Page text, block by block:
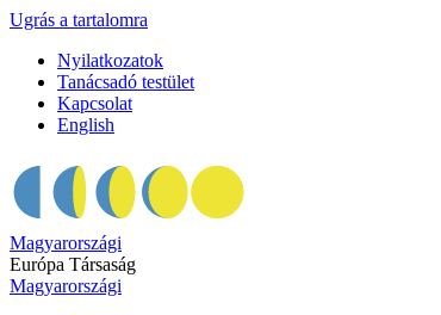
Ugrás a tartalomra
Nyilatkozatok
Tanácsadó testület
Kapcsolat
English
Magyarországi
Európa Társaság
Magyarországi